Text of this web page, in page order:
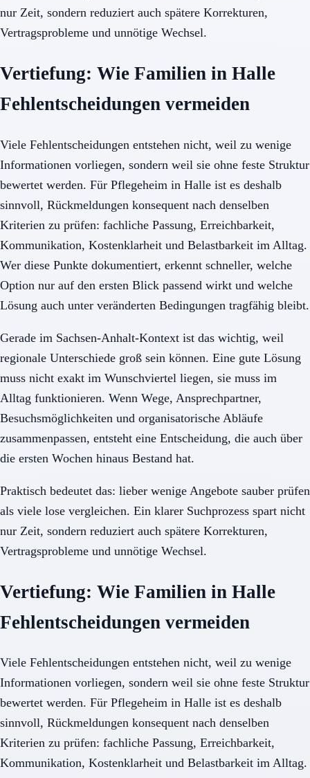
nur Zeit, sondern reduziert auch spätere Korrekturen,
Vertragsprobleme und unnötige Wechsel.
Vertiefung: Wie Familien in Halle
Fehlentscheidungen vermeiden
Viele Fehlentscheidungen entstehen nicht, weil zu wenige
Informationen vorliegen, sondern weil sie ohne feste Struktur
bewertet werden. Für Pflegeheim in Halle ist es deshalb
sinnvoll, Rückmeldungen konsequent nach denselben
Kriterien zu prüfen: fachliche Passung, Erreichbarkeit,
Kommunikation, Kostenklarheit und Belastbarkeit im Alltag.
Wer diese Punkte dokumentiert, erkennt schneller, welche
Option nur auf den ersten Blick passend wirkt und welche
Lösung auch unter veränderten Bedingungen tragfähig bleibt.
Gerade im Sachsen-Anhalt-Kontext ist das wichtig, weil
regionale Unterschiede groß sein können. Eine gute Lösung
muss nicht exakt im Wunschviertel liegen, sie muss im
Alltag funktionieren. Wenn Wege, Ansprechpartner,
Besuchsmöglichkeiten und organisatorische Abläufe
zusammenpassen, entsteht eine Entscheidung, die auch über
die ersten Wochen hinaus Bestand hat.
Praktisch bedeutet das: lieber wenige Angebote sauber prüfen
als viele lose vergleichen. Ein klarer Suchprozess spart nicht
nur Zeit, sondern reduziert auch spätere Korrekturen,
Vertragsprobleme und unnötige Wechsel.
Vertiefung: Wie Familien in Halle
Fehlentscheidungen vermeiden
Viele Fehlentscheidungen entstehen nicht, weil zu wenige
Informationen vorliegen, sondern weil sie ohne feste Struktur
bewertet werden. Für Pflegeheim in Halle ist es deshalb
sinnvoll, Rückmeldungen konsequent nach denselben
Kriterien zu prüfen: fachliche Passung, Erreichbarkeit,
Kommunikation, Kostenklarheit und Belastbarkeit im Alltag.